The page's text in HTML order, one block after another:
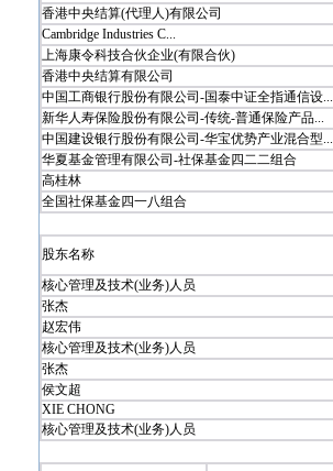
香港中央结算(代理人)有限公司
Cambridge Industries C...
上海康令科技合伙企业(有限合伙)
香港中央结算有限公司
中国工商银行股份有限公司-国泰中证全指通信设...
新华人寿保险股份有限公司-传统-普通保险产品...
中国建设银行股份有限公司-华宝优势产业混合型...
华夏基金管理有限公司-社保基金四二二组合
高桂林
全国社保基金四一八组合
股东名称
核心管理及技术(业务)人员
张杰
赵宏伟
核心管理及技术(业务)人员
张杰
侯文超
XIE CHONG
核心管理及技术(业务)人员